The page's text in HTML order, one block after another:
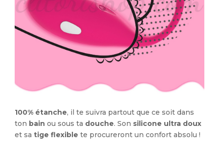
100% étanche, il te suivra partout que ce soit dans
ton bain ou sous ta douche. Son silicone ultra doux
et sa tige flexible te procureront un confort absolu !